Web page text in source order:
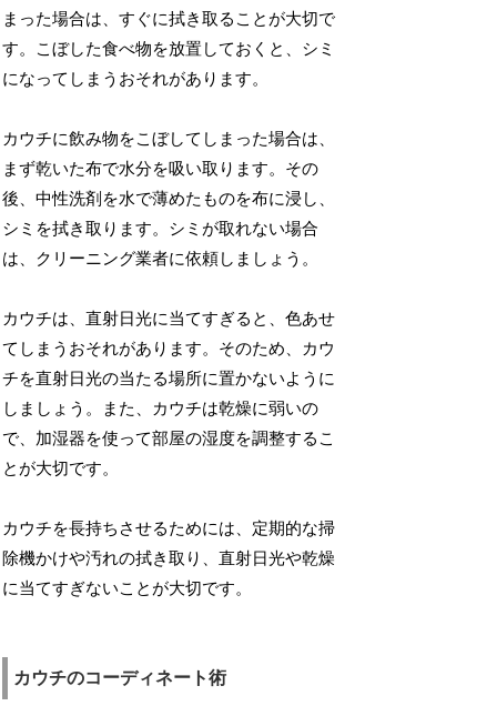
まった場合は、すぐに拭き取ることが大切で
す。こぼした食べ物を放置しておくと、シミ
になってしまうおそれがあります。
カウチに飲み物をこぼしてしまった場合は、
まず乾いた布で水分を吸い取ります。その
後、中性洗剤を水で薄めたものを布に浸し、
シミを拭き取ります。シミが取れない場合
は、クリーニング業者に依頼しましょう。
カウチは、直射日光に当てすぎると、色あせ
てしまうおそれがあります。そのため、カウ
チを直射日光の当たる場所に置かないように
しましょう。また、カウチは乾燥に弱いの
で、加湿器を使って部屋の湿度を調整するこ
とが大切です。
カウチを長持ちさせるためには、定期的な掃
除機かけや汚れの拭き取り、直射日光や乾燥
に当てすぎないことが大切です。
カウチのコーディネート術